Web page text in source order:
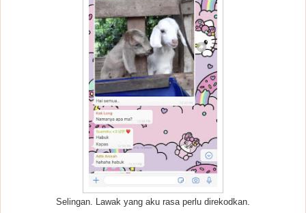
Selingan. Lawak yang aku rasa perlu direkodkan.